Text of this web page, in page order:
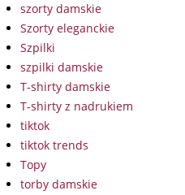
szorty damskie
Szorty eleganckie
Szpilki
szpilki damskie
T-shirty damskie
T-shirty z nadrukiem
tiktok
tiktok trends
Topy
torby damskie